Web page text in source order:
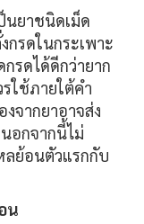
นยาชนิดเม็ด
กรดในกระเพาะ
รดได้ดีกว่ายาก
ใช้ภายใต้คำ
จากยาอาจส่ง
อกจากนี้ไม่
ลย้อนตัวแรกกับ
น